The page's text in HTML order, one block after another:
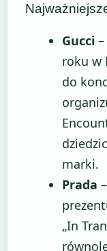
Gucci
roku w
do
marki.
Prada
„In